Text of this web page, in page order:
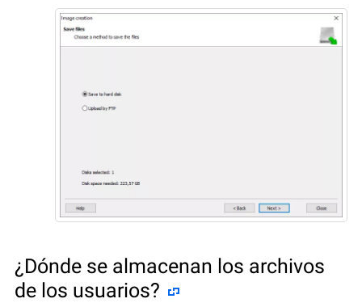
¿Dónde se almacenan los archivos
de los usuarios?